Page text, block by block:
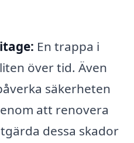
En trappa i
över tid. Även
säkerheten
att renovera
dessa skador